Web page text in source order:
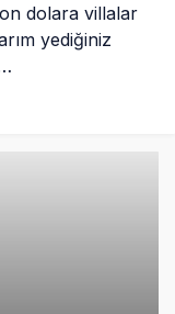
dolara villalar
yediğiniz